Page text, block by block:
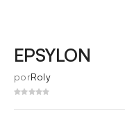
EPSYLON
porRoly